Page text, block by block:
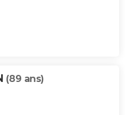
(89 ans)